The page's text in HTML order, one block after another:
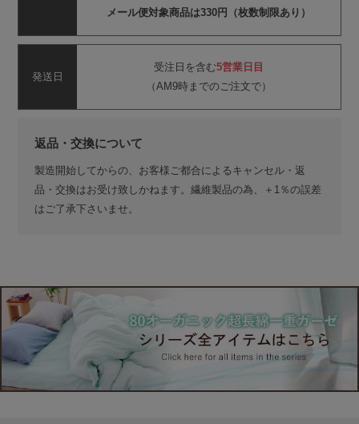
メール便対象商品は330円（枚数制限あり）
発送日
受注日を含む5営業日目
（AM9時までのご注文で）
返品・交換について
製造開始してからの、お客様ご都合によるキャンセル・返
品・交換はお受け致しかねます。繊維製品の為、＋1％の誤差
はご了承下さいませ。